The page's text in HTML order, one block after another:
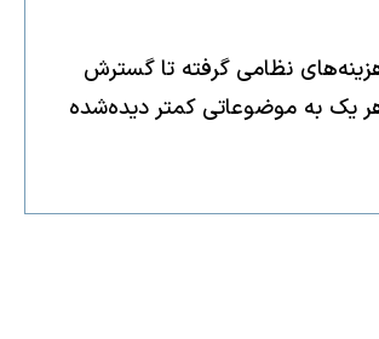
هزینه‌های نظامی گرفته تا گسترش
به نمایش درمی‌آیند که هر یک به موضوعاتی کمتر دیده‌شده